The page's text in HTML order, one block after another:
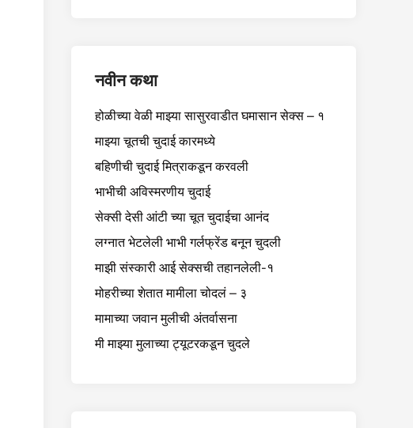
नवीन कथा
होळीच्या वेळी माझ्या सासुरवाडीत घमासान सेक्स – १
माझ्या चूतची चुदाई कारमध्ये
बहिणीची चुदाई मित्राकडून करवली
भाभीची अविस्मरणीय चुदाई
सेक्सी देसी आंटी च्या चूत चुदाईचा आनंद
लग्नात भेटलेली भाभी गर्लफ्रेंड बनून चुदली
माझी संस्कारी आई सेक्सची तहानलेली-१
मोहरीच्या शेतात मामीला चोदलं – ३
मामाच्या जवान मुलीची अंतर्वासना
मी माझ्या मुलाच्या ट्यूटरकडून चुदले